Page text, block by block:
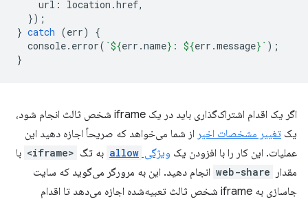
url : location .href,
});
} catch (err)
{
console. error( `${err .name} : ${err .message} ` );
}
اگر یک اقدام اشتراک‌گذاری باید در یک iframe شخص ثالث انجام شود،
یک تغییر مشخصات اخیر از شما می‌خواهد که صریحاً اجازه دهید این
عملیات. این کار را با افزودن یک ویژگی allow به تگ <iframe>
با
مقدار
web-share انجام دهید. این به مرورگر می‌گوید که سایت
جاسازی به iframe شخص ثالث تعبیه‌شده اجازه می‌دهد تا اقدام